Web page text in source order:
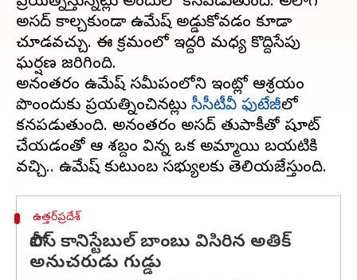
అసద్ కాల్చకుండా ఉమేష్ అడ్డుకోవడం కూడా
చూడవచ్చు. ఈ క్రమంలో ఇద్దరి మధ్య కొద్దిసేపు
ఘర్షణ జరిగింది.
అనంతరం ఉమేష్ సమీపంలోని ఇంట్లో ఆశ్రయం
పొందేందుకు ప్రయత్నించినట్లు సీసీటీవీ ఫుటేజీలో
కనపడుతుంది. అనంతరం అసద్ తుపాకీతో షూట్
చేయడంతో ఆ శబ్దం విన్న ఒక అమ్మాయి బయటికి
ఉత్తర్‌ప్రదేశ్
పోలీస్ కానిస్టేబుల్ బాంబు విసిరిన అతిక్
అనుచరుడు గుడ్డు